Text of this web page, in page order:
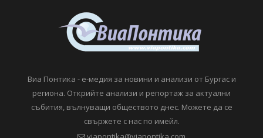
Виа Понтика - е-медия за новини и анализи от Бургас и
региона. Открийте анализи и репортаж за актуални
събития, вълнуващи обществото днес. Можете да се
свържете с нас по имейл.